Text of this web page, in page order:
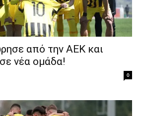
από την ΑΕΚ και
νέα ομάδα!
0